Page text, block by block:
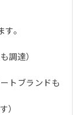
。
調達）
トブランドも
）